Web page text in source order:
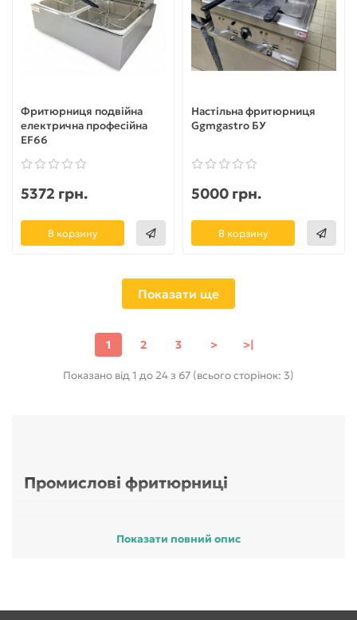
Фритюрниця подвійна
електрична професійна
EF66
5372 грн.
В корзину
Настільна фритюрниця
Ggmgastro БУ
5000 грн.
В корзину
Показати ще
1 2 3 > >|
Показано від 1 до 24 з 67 (всього сторінок: 3)
Промислові фритюрниці
Кухню сучасного закладу громадського харчування, а
Традиційна картопля-фрі;
Показати повний опис